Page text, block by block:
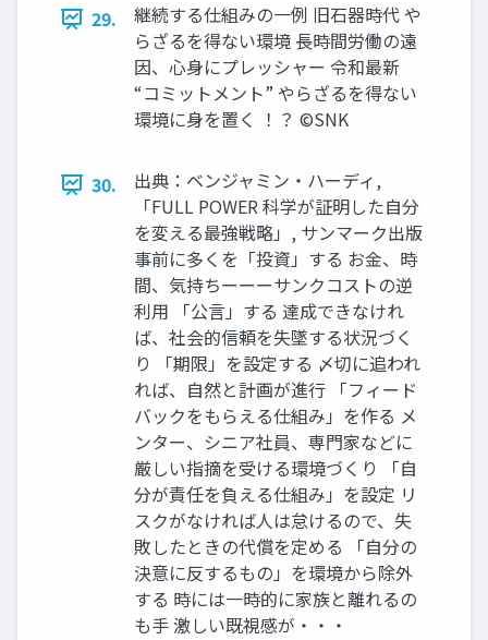
29.
継続する仕組みの一例 旧石器時代 や
らざるを得ない環境 長時間労働の遠
因、心身にプレッシャー 令和最新
“コミットメント” やらざるを得ない
環境に身を置く ！？ ©SNK
30.
出典：ベンジャミン・ハーディ,
「FULL POWER 科学が証明した自分
を変える最強戦略」, サンマーク出版
事前に多くを「投資」する お金、時
間、気持ちーーーサンクコストの逆
利用 「公言」する 達成できなけれ
ば、社会的信頼を失墜する状況づく
り 「期限」を設定する 〆切に追われ
れば、自然と計画が進行 「フィード
バックをもらえる仕組み」を作る メ
ンター、シニア社員、専門家などに
厳しい指摘を受ける環境づくり 「自
分が責任を負える仕組み」を設定 リ
スクがなければ人は怠けるので、失
敗したときの代償を定める 「自分の
決意に反するもの」を環境から除外
する 時には一時的に家族と離れるの
も手 激しい既視感が・・・